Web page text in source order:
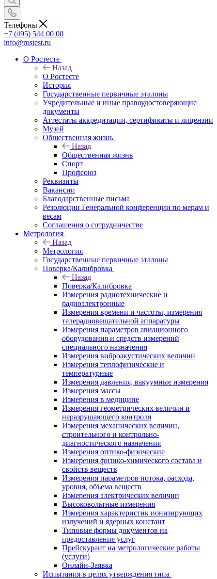
Телефоны
+7 (495) 544 00 00
info@rostest.ru
О Ростесте
Назад
О Ростесте
История
Государственные первичные эталоны
Учредительные и иные правоудостоверяющие
документы
Аттестаты аккредитации, сертификаты и лицензии
Музей
Общественная жизнь
Назад
Общественная жизнь
Спорт
Профсоюз
Реквизиты
Вакансии
Благодарственные письма
Резолюции Генеральной конференции по мерам и
весам
Соглашения о сотрудничестве
Метрология
Назад
Метрология
Государственные первичные эталоны
Поверка/Калибровка
Назад
Поверка/Калибровка
Измерения радиотехнические и
радиоэлектронные
Измерения времени и частоты, измерения
телерадиовещательной аппаратуры
Измерения параметров авиационного
оборудования и средств измерений
специального назначения
Измерения виброакустических величин
Измерения теплофизические и
температурные
Измерения давления, вакуумные измерения
Измерения массы
Измерения в медицине
Измерения геометрических величин и
неразрушающего контроля
Измерения механических величин,
строительного и контрольно-
диагностического назначения
Измерения оптико-физические
Измерения физико-химического состава и
свойств веществ
Измерения параметров потока, расхода,
уровня, объема веществ
Измерения электрических величин
Высоковольтные измерения
Измерения характеристик ионизирующих
излучений и ядерных констант
Типовые формы документов на
предоставление услуг
Прейскурант на метрологические работы
(услуги)
Онлайн-Заявка
Испытания в целях утверждения типа